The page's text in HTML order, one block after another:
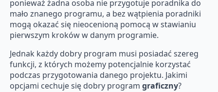
ponieważ żadna osoba nie przygotuje poradnika do
mało znanego programu, a bez wątpienia poradniki
mogą okazać się nieocenioną pomocą w stawianiu
pierwszym kroków w danym programie.
Jednak każdy dobry program musi posiadać szereg
funkcji, z których możemy potencjalnie korzystać
podczas przygotowania danego projektu. Jakimi
opcjami cechuje się dobry program graficzny?